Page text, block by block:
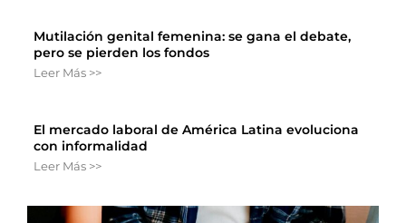
Mutilación genital femenina: se gana el debate,
pero se pierden los fondos
Leer Más >>
El mercado laboral de América Latina evoluciona
con informalidad
Leer Más >>